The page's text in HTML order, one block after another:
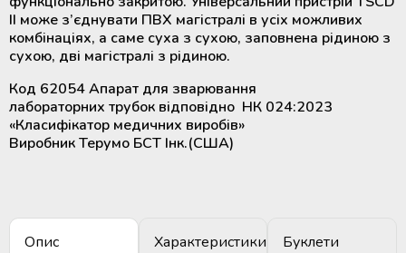
крові
Розморожувачі плазми крові та
ТермоСумки для транспортування
компонентів крові
Додаткові матеріали для
холодильного обладнання
II може з’єднувати ПВХ магістралі в усіх можливих
комбінаціях, а саме суха з сухою, заповнена рідиною з
сухою, дві магістралі з рідиною.
Код 62054 Апарат для зварювання
лабораторних трубок відповідно НК 024:2023
«Класифікатор медичних виробів»
Виробник Терумо БСТ Інк.(США)
Опис Характеристики Буклети